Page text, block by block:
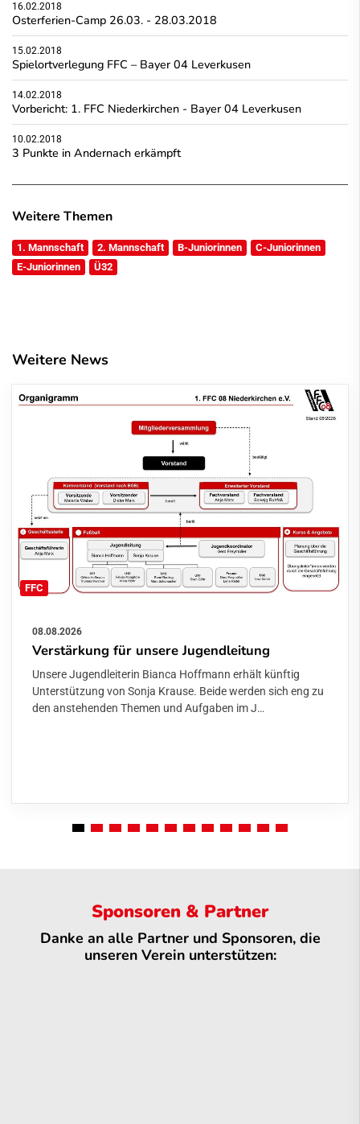
16.02.2018
Osterferien-Camp 26.03. - 28.03.2018
15.02.2018
Spielortverlegung FFC – Bayer 04 Leverkusen
14.02.2018
Vorbericht: 1. FFC Niederkirchen - Bayer 04 Leverkusen
10.02.2018
3 Punkte in Andernach erkämpft
Weitere Themen
1. Mannschaft 2. Mannschaft B-Juniorinnen
C-Juniorinnen
E-Juniorinnen
Ü32
Weitere News
FFC
08.08.2026
Verstärkung für unsere Jugendleitung
Unsere Jugendleiterin Bianca Hoffmann erhält künftig
Unterstützung von Sonja Krause. Beide werden sich eng zu
den anstehenden Themen und Aufgaben im J…
Sponsoren & Partner
Danke an alle Partner und Sponsoren, die
unseren Verein unterstützen: